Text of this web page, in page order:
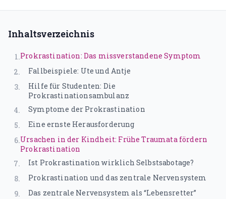
Traumatherapie (DeGPT)
Supervision
Dein Weg in deine Großartigkeit
Der Leuchtturmweg
Trauma und Lernen
Narrative
Traumasensibles Coaching
Inhaltsverzeichnis
1.Prokrastination: Das missverstandene Symptom
2.
Fallbeispiele: Ute und Antje
3.
Hilfe für Studenten: Die
Prokrastinationsambulanz
4.
Symptome der Prokrastination
5.
Eine ernste Herausforderung
6.Ursachen in der Kindheit: Frühe Traumata fördern
Prokrastination
7.
Ist Prokrastination wirklich Selbstsabotage?
8.
Prokrastination und das zentrale Nervensystem
9.
Das zentrale Nervensystem als “Lebensretter”